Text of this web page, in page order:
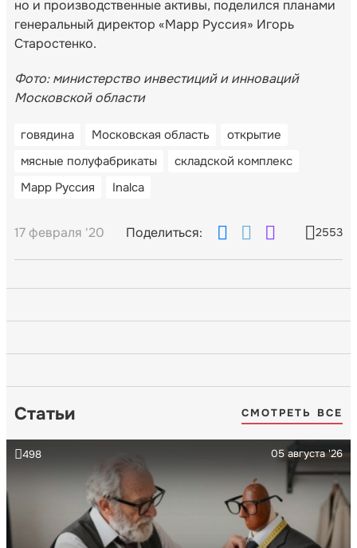
но и производственные активы, поделился планами
генеральный директор «Марр Руссия» Игорь
Старостенко.
Фото: министерство инвестиций и инноваций
Московской области
говядина Московская область
открытие
мясные полуфабрикаты
складской комплекс
Марр Руссия
Inalca
17 февраля '20 Поделиться: 2553
Статьи СМОТРЕТЬ ВСЕ
05 августа '26
498